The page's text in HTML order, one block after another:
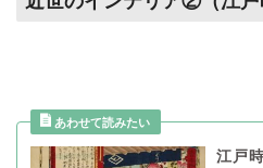
江戸